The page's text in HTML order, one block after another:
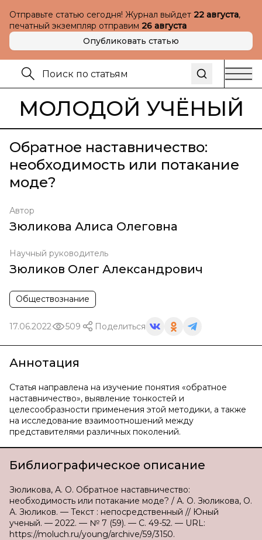
Отправьте статью сегодня! Журнал выйдет 22 августа,
печатный экземпляр отправим 26 августа
Опубликовать статью
МОЛОДОЙ УЧЁНЫЙ
Обратное наставничество:
необходимость или потакание
моде?
Автор
Зюликова Алиса Олеговна
Научный руководитель
Зюликов Олег Александрович
Обществознание
17.06.2022 509 Поделиться
Аннотация
Статья направлена на изучение понятия «обратное
наставничество», выявление тонкостей и
целесообразности применения этой методики, а также
на исследование взаимоотношений между
представителями различных поколений.
Библиографическое описание
Зюликова, А. О. Обратное наставничество:
необходимость или потакание моде? / А. О. Зюликова, О.
А. Зюликов. — Текст : непосредственный // Юный
ученый. — 2022. — № 7 (59). — С. 49-52. — URL:
https://moluch.ru/young/archive/59/3150.